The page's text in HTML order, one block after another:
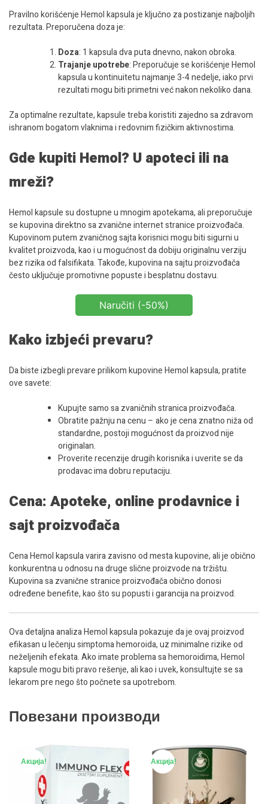
Pravilno korišćenje Hemol kapsula je ključno za postizanje najboljih
rezultata. Preporučena doza je:
Doza: 1 kapsula dva puta dnevno, nakon obroka.
Trajanje upotrebe: Preporučuje se korišćenje Hemol
kapsula u kontinuitetu najmanje 3-4 nedelje, iako prvi
rezultati mogu biti primetni već nakon nekoliko dana.
Za optimalne rezultate, kapsule treba koristiti zajedno sa zdravom
ishranom bogatom vlaknima i redovnim fizičkim aktivnostima.
Gde kupiti Hemol? U apoteci ili na
mreži?
Hemol kapsule su dostupne u mnogim apotekama, ali preporučuje
se kupovina direktno sa zvanične internet stranice proizvođača.
Kupovinom putem zvaničnog sajta korisnici mogu biti sigurni u
kvalitet proizvoda, kao i u mogućnost da dobiju originalnu verziju
bez rizika od falsifikata. Takođe, kupovina na sajtu proizvođača
često uključuje promotivne popuste i besplatnu dostavu.
Naručiti (-50%)
Kako izbjeći prevaru?
Da biste izbegli prevare prilikom kupovine Hemol kapsula, pratite
ove savete:
Kupujte samo sa zvaničnih stranica proizvođača.
Obratite pažnju na cenu – ako je cena znatno niža od
standardne, postoji mogućnost da proizvod nije
originalan.
Proverite recenzije drugih korisnika i uverite se da
prodavac ima dobru reputaciju.
Cena: Apoteke, online prodavnice i
sajt proizvođača
Cena Hemol kapsula varira zavisno od mesta kupovine, ali je obično
konkurentna u odnosu na druge slične proizvode na tržištu.
Kupovina sa zvanične stranice proizvođača obično donosi
određene benefite, kao što su popusti i garancija na proizvod.
Ova detaljna analiza Hemol kapsula pokazuje da je ovaj proizvod
efikasan u lečenju simptoma hemoroida, uz minimalne rizike od
neželjenih efekata. Ako imate problema sa hemoroidima, Hemol
kapsule mogu biti pravo rešenje, ali kao i uvek, konsultujte se sa
lekarom pre nego što počnete sa upotrebom.
Повезани производи
Акција! Акција!